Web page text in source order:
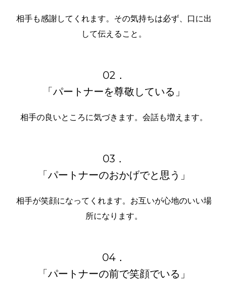
相手も感謝してくれます。その気持ちは必ず、口に出
して伝えること。
02．
「パートナーを尊敬している」
相手の良いところに気づきます。会話も増えます。
03．
「パートナーのおかげでと思う」
相手が笑顔になってくれます。お互いが心地のいい場
所になります。
04．
「パートナーの前で笑顔でいる」